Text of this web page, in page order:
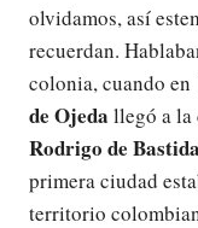
olvidamos, así
recuerdan.
colonia, cuando en
de Ojeda llegó a la
Rodrigo de
primera ciudad
territorio